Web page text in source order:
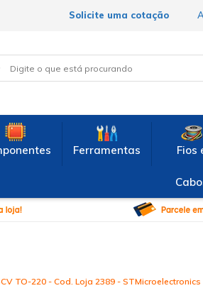
Solicite uma cotação
Ferramentas Fios
TO-220 - Cod. Loja 2389 - STMicroelectronics